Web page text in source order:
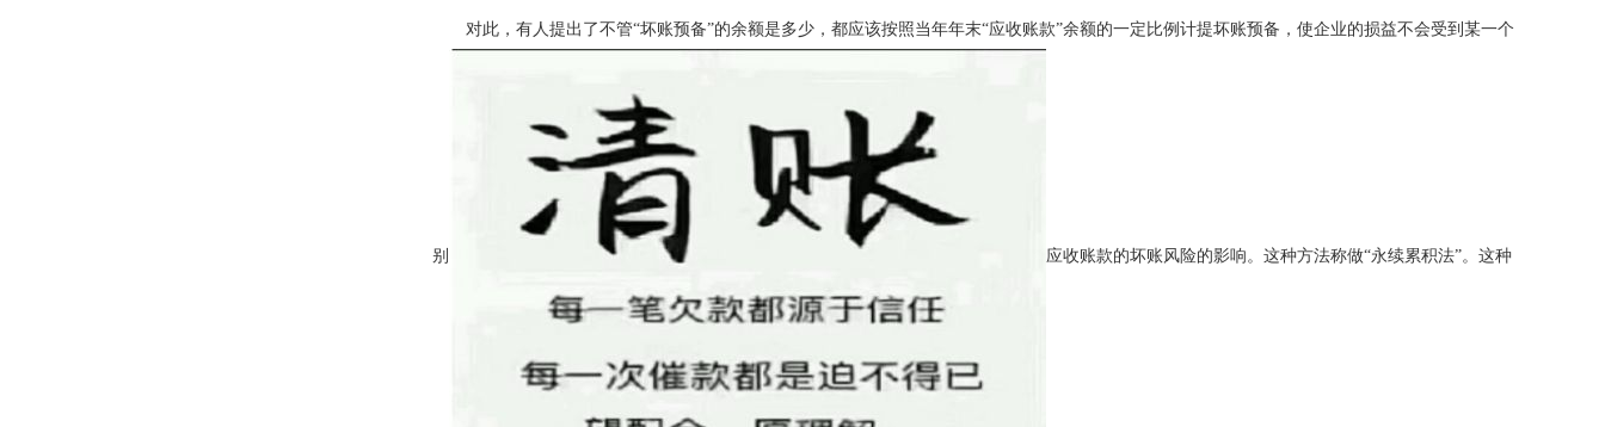
对此，有人提出了不管“坏账预备”的余额是多少，都应该按照当年年末“应收账款”余额的一定比例计提坏账预备，使企业的损益不会受到某一个
别 应收账款的坏账风险的影响。这种方法称做“永续累积法”。这种